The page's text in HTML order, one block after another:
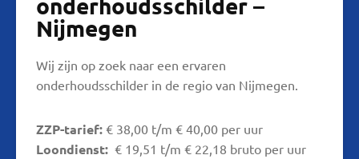
Nijmegen
Wij zijn op zoek naar een ervaren
onderhoudsschilder in de regio van Nijmegen.
ZZP-tarief: € 38,00 t/m € 40,00 per uur
Loondienst: € 19,51 t/m € 22,18 bruto per uur